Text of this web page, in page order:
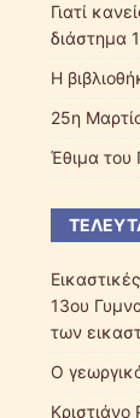
Γιατί
διάστημα
Η
25η
Έθιμα του
13ου
των
Ο